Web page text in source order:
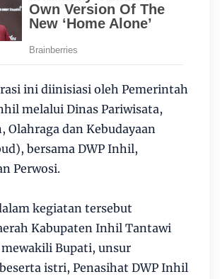
ini diinisiasi oleh Pemerintah
melalui Dinas Pariwisata,
Olahraga dan Kebudayaan
bersama DWP Inhil,
Perwosi.
kegiatan tersebut
Kabupaten Inhil Tantawi
Bupati, unsur
istri, Penasihat DWP Inhil